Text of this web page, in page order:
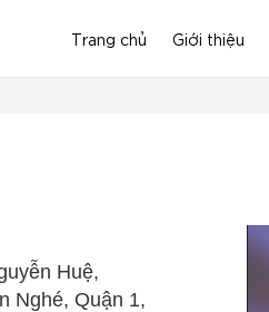
Trang chủ Giới thiệu
Huệ,
Nghé, Quận 1,